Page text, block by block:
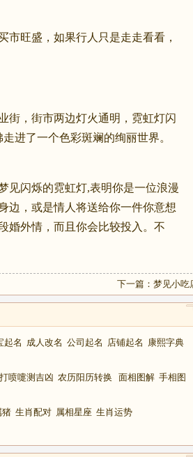
旺盛，如果行人只是走走看看，
，街市两边灯火通明，霓虹灯闪
进了一个色彩斑斓的绚丽世界。
闪烁的霓虹灯,表明你是一位浪漫
边，或是情人将送给你一件你意想
婚外情，而且你会比较投入。不
下一篇： 梦见小吃
起名 成人改名 公司起名 店铺起名 康熙字典
打喷嚏测吉凶 农历阳历转换 面相图解 手相图
猪 生肖配对 属相星座 生肖运势